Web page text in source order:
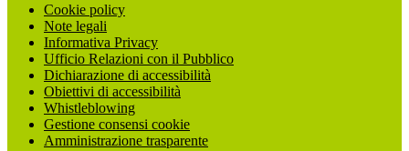
Cookie policy
Note legali
Informativa Privacy
Ufficio Relazioni con il Pubblico
Dichiarazione di accessibilità
Obiettivi di accessibilità
Whistleblowing
Gestione consensi cookie
Amministrazione trasparente